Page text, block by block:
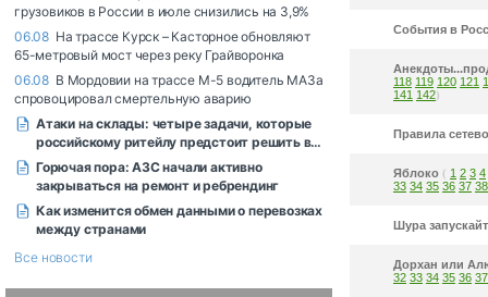
События в
118 119 120 121
141 142)
Правила
Яблоко ( 1 2 3 4
33 34 35 36 37 38
Шура
Дорхан или
32 33 34 35 36 37